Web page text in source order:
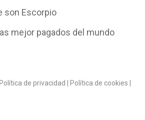
son Escorpio
mejor pagados del mundo
Política de privacidad Política de cookies